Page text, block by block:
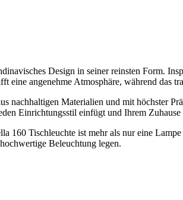
Design in seiner reinsten Form.
angenehme Atmosphäre, während das
nachhaltigen Materialien und mit höchster
Einrichtungsstil einfügt und Ihrem
Tischleuchte ist mehr als nur eine
Beleuchtung legen.